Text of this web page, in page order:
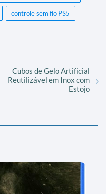
controle sem fio PS5
Cubos de Gelo Artificial
Reutilizável em Inox com
Estojo